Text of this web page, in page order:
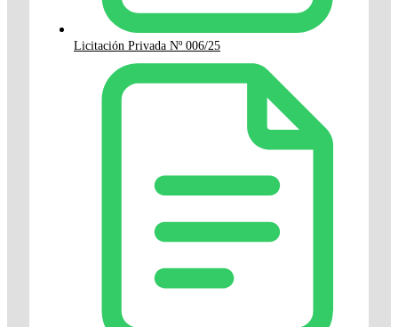
Licitación Privada Nº 006/25